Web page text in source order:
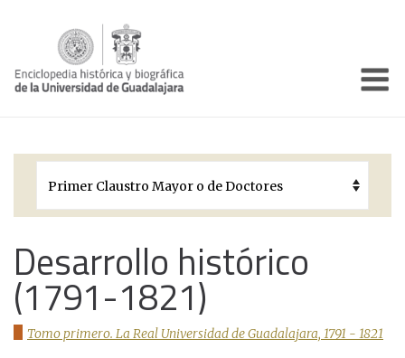
Períodos Históricos
Galería
Documentos institucionales
Desarrollo histórico
(1791-1821)
Tomo primero. La Real Universidad de Guadalajara, 1791 - 1821